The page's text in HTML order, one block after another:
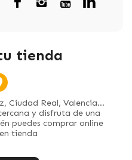
tienda
Ciudad Real, Valencia...
y disfruta de una
puedes comprar online
tienda